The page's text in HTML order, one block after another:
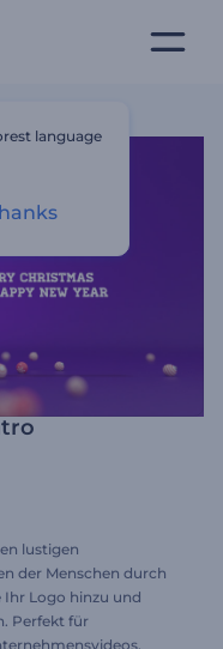
lustigen
der Menschen durch
Logo hinzu und
Perfekt für
language